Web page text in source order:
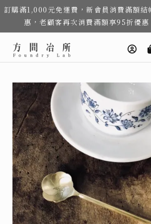
訂購滿1,000元免運費，新會員消費滿額結
惠，老顧客再次消費滿額享95折優